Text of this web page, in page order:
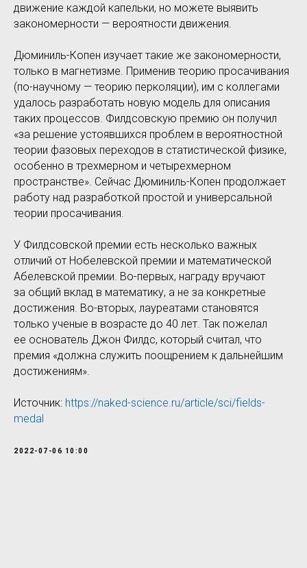
движение каждой капельки, но можете выявить
закономерности — вероятности движения.
Дюминиль-Копен изучает такие же закономерности,
только в магнетизме. Применив теорию просачивания
(по-научному — теорию перколяции), им с коллегами
удалось разработать новую модель для описания
таких процессов. Филдсовскую премию он получил
«за решение устоявшихся проблем в вероятностной
теории фазовых переходов в статистической физике,
особенно в трехмерном и четырехмерном
пространстве». Сейчас Дюминиль-Копен продолжает
работу над разработкой простой и универсальной
теории просачивания.
У Филдсовской премии есть несколько важных
отличий от Нобелевской премии и математической
Абелевской премии. Во-первых, награду вручают
за общий вклад в математику, а не за конкретные
достижения. Во-вторых, лауреатами становятся
только ученые в возрасте до 40 лет. Так пожелал
ее основатель Джон Филдс, который считал, что
премия «должна служить поощрением к дальнейшим
достижениям».
Источник: https://naked-science.ru/article/sci/fields-
medal
2022-07-06 10:00